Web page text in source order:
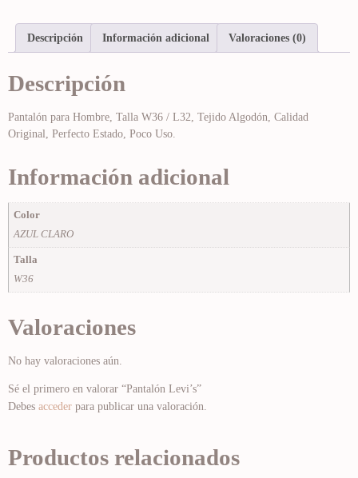
Descripción Información adicional Valoraciones (0)
Descripción
Pantalón para Hombre, Talla W36 / L32, Tejido Algodón, Calidad
Original, Perfecto Estado, Poco Uso.
Información adicional
Color
AZUL CLARO
Talla
W36
Valoraciones
No hay valoraciones aún.
Sé el primero en valorar “Pantalón Levi’s”
Debes acceder para publicar una valoración.
Productos relacionados